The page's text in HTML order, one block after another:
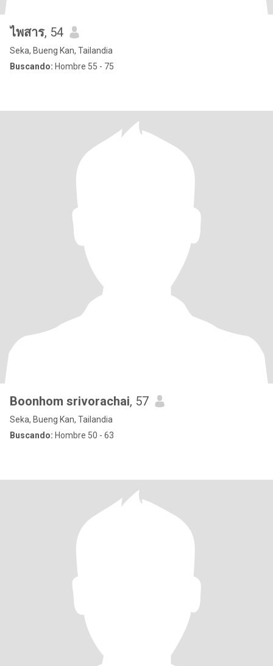
ไพสาร, 54
Seka, Bueng Kan, Tailandia
Buscando: Hombre 55 - 75
Boonhom srivorachai, 57
Seka, Bueng Kan, Tailandia
Buscando: Hombre 50 - 63